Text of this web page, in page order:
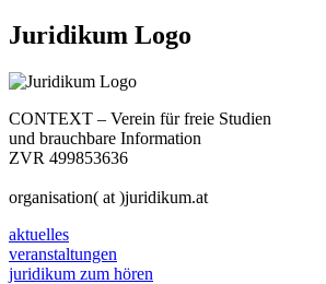
Juridikum Logo
CONTEXT – Verein für freie Studien
und brauchbare Information
ZVR 499853636
organisation( at )juridikum.at
aktuelles
veranstaltungen
juridikum zum hören